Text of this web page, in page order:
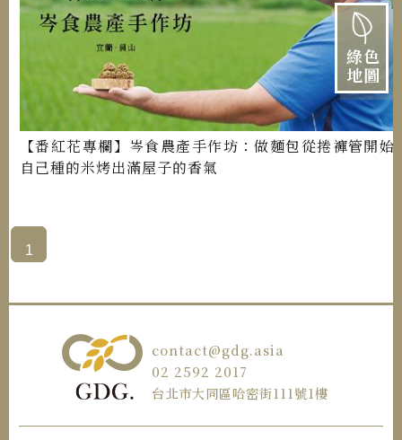
綠色
地圖
【番紅花專欄】岑食農產手作坊：做麵包從捲褲管開始
自己種的米烤出滿屋子的香氣
1
contact@gdg.asia
02 2592 2017
台北市大同區哈密街111號1樓